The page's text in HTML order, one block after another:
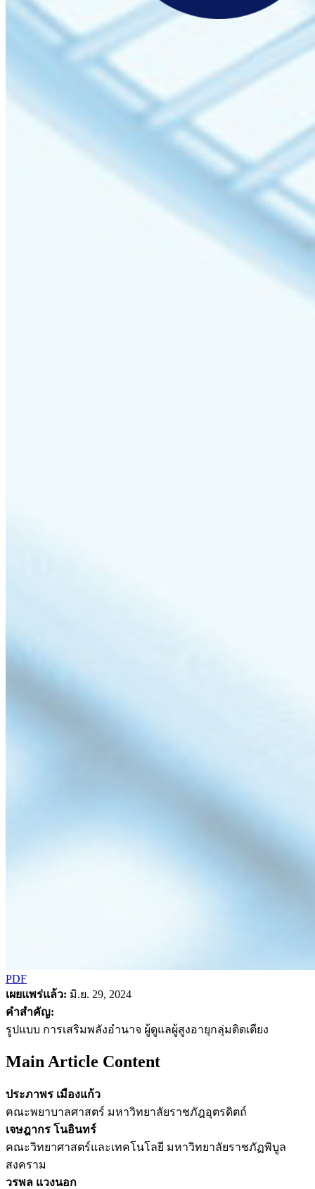
PDF
เผยแพร่แล้ว: มิ.ย. 29, 2024
คำสำคัญ:
รูปแบบ การเสริมพลังอำนาจ ผู้ดูแลผู้สูงอายุกลุ่มติดเตียง
Main Article Content
ประภาพร เมืองแก้ว
คณะพยาบาลศาสตร์ มหาวิทยาลัยราชภัฎอุตรดิตถ์
เจษฎากร โนอินทร์
คณะวิทยาศาสตร์และเทคโนโลยี มหาวิทยาลัยราชภัฏพิบูล
สงคราม
วรพล แวงนอก